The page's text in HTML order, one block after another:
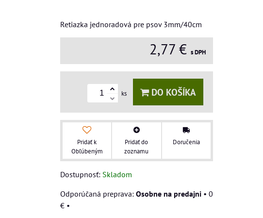
Retiazka jednoradová pre psov 3mm/40cm
2,77 € s DPH
ks DO KOŠÍKA
Pridať k
Obľúbeným
Pridať do
zoznamu
Doručenia
Dostupnosť: Skladom
Osobne na predajni • 0
€ •